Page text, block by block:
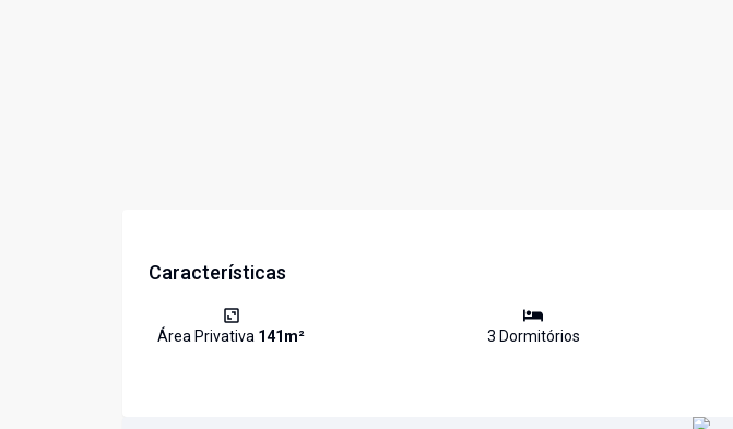
Características
Área Privativa 141m² 3 Dormitórios